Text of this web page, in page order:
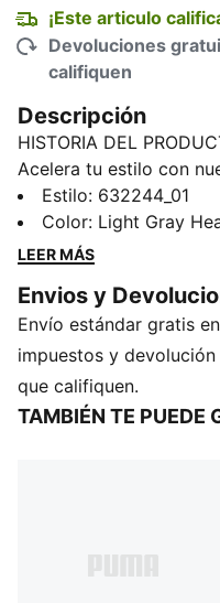
¡Este articulo
Devoluciones
califiquen
Descripción
HISTORIA DEL
Acelera tu estilo con
F1® Racing. Con un
atrevidos, esta silueta
alta energía. Con los
a la última moda sin
DETALLES
Corte relajado para
todo el día y una silueta
Mangas largas,
Estilo: 632244_01
Color: Light Gray
LEER MÁS
Envios y
Envío estándar gratis
impuestos y
que califiquen.
TAMBIÉN TE PUEDE